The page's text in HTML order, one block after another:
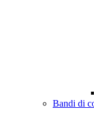
Bandi di